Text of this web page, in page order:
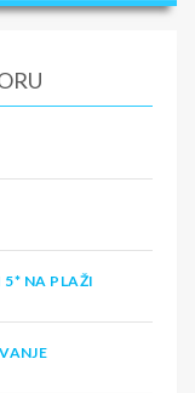
5* NA PLAŽI